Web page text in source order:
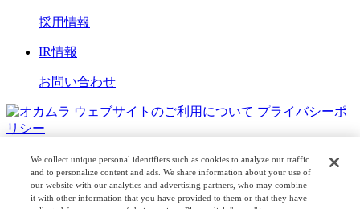
採用情報
IR情報
お問い合わせ
ウェブサイトのご利用について プライバシーポ
リシー
COPYRIGHT © OKAMURA CORPORATION. ALL RIGHTS
RESERVED.
日本公式 企業広報
We collect unique personal identifiers such as cookies to analyze our traffic
and to personalize content and ads. We share information about your use of
our website with our analytics and advertising partners, who may combine
it with other information that you have provided to them or that they have